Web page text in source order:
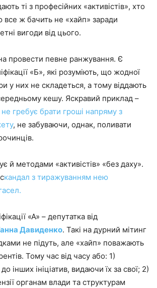
ті з професійних «активістів», хто
ж бачить не «хайп» заради
вигоди від цього.
провести певне ранжування. Є
«Б», які розуміють, що жодної
у них не складеться, а тому віддають
кешу. Яскравий приклад –
не гребує брати гроші напряму з
, не забуваючи, однак, поливати
й методами «активістів» «без даху».
кандал з тиражуванням нею
«А» – депутатка від
Давиденко. Такі на дурний мітинг
не підуть, але «хайп» поважають
Тому час від часу або: 1)
інших ініціатив, видаючи їх за свої; 2)
органам влади та структурам